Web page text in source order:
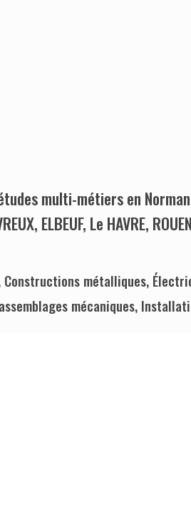
multi-métiers en
ELBEUF, Le HAVRE,
métalliques,
mécaniques,